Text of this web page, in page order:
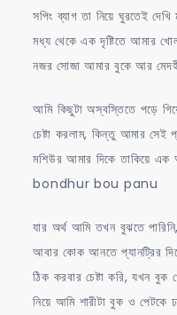
সপিং ব্যাগ তা নিয়ে ঘুরতেই
মধ্য থেকে এক দৃষ্টিতে আমার
নজর সোজা আমার বুকে আর
আমি কিছুটা অস্বস্তিতে পড়ে
চেষ্টা করলাম, কিন্তু আমার সেই
মশিউর আমার দিকে তাকিয়ে এক
bondhur bou panu
যার অর্থ আমি তখন বুঝতে
আবার কোক আনতে প্যানট্রির
ঠিক করবার চেষ্টা করি, যখন
নিয়ে আমি শারীটা বুক ও পেটকে